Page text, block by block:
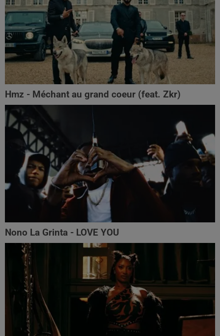
Hmz - Méchant au grand coeur (feat. Zkr)
Nono La Grinta - LOVE YOU